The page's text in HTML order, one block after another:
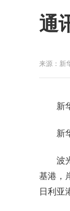
通
来源： 新
新
新
波
基港，
日利亚